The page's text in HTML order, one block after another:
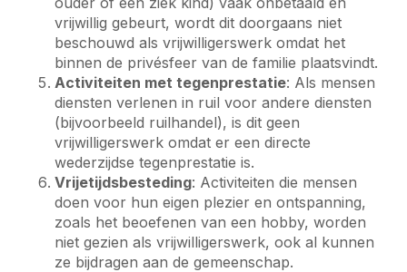
vrijwillig gebeurt, wordt dit doorgaans niet
beschouwd als vrijwilligerswerk omdat het
binnen de privésfeer van de familie plaatsvindt.
Activiteiten met tegenprestatie: Als mensen
diensten verlenen in ruil voor andere diensten
(bijvoorbeeld ruilhandel), is dit geen
vrijwilligerswerk omdat er een directe
wederzijdse tegenprestatie is.
Vrijetijdsbesteding: Activiteiten die mensen
doen voor hun eigen plezier en ontspanning,
zoals het beoefenen van een hobby, worden
niet gezien als vrijwilligerswerk, ook al kunnen
ze bijdragen aan de gemeenschap.